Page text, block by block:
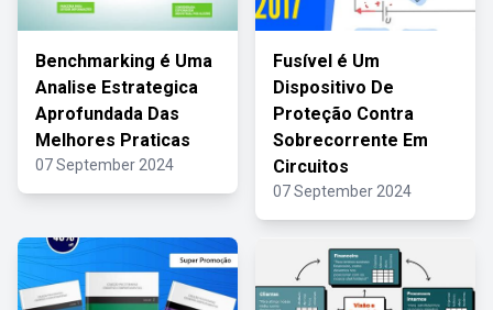
Benchmarking é Uma
Analise Estrategica
Aprofundada Das
Melhores Praticas
07 September 2024
Fusível é Um
Dispositivo De
Proteção Contra
Sobrecorrente Em
Circuitos
07 September 2024